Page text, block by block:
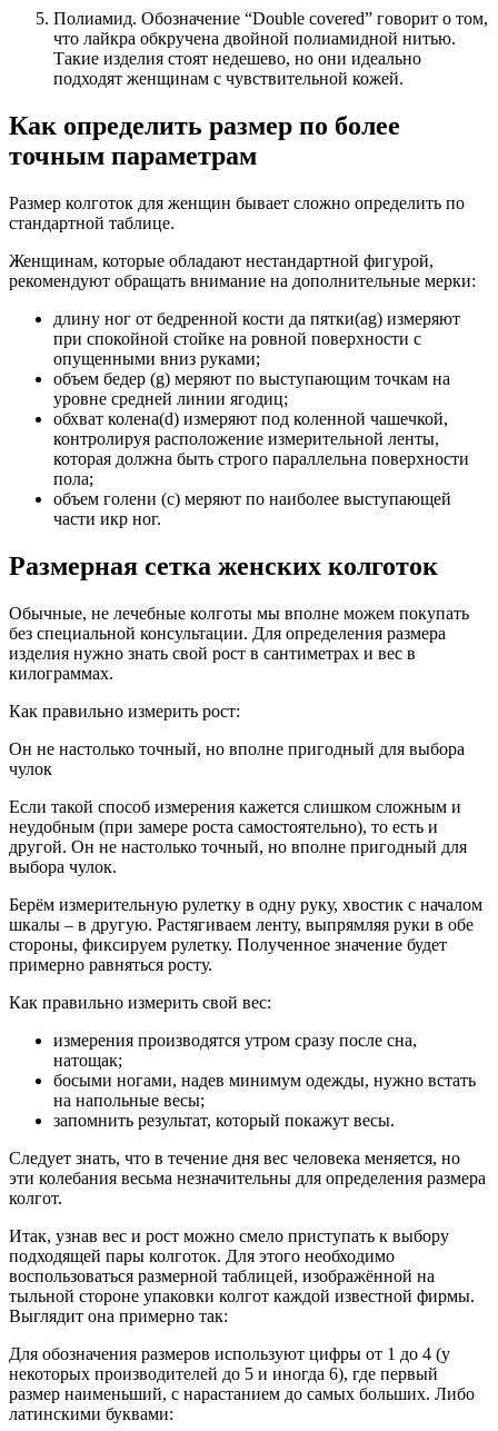
Полиамид. Обозначение “Double covered” говорит о том,
что лайкра обкручена двойной полиамидной нитью.
Такие изделия стоят недешево, но они идеально
подходят женщинам с чувствительной кожей.
Как определить размер по более
точным параметрам
Размер колготок для женщин бывает сложно определить по
стандартной таблице.
Женщинам, которые обладают нестандартной фигурой,
рекомендуют обращать внимание на дополнительные мерки:
длину ног от бедренной кости да пятки(ag) измеряют
при спокойной стойке на ровной поверхности с
опущенными вниз руками;
объем бедер (g) меряют по выступающим точкам на
уровне средней линии ягодиц;
обхват колена(d) измеряют под коленной чашечкой,
контролируя расположение измерительной ленты,
которая должна быть строго параллельна поверхности
пола;
объем голени (c) меряют по наиболее выступающей
части икр ног.
Размерная сетка женских колготок
Обычные, не лечебные колготы мы вполне можем покупать
без специальной консультации. Для определения размера
изделия нужно знать свой рост в сантиметрах и вес в
килограммах.
Как правильно измерить рост:
Он не настолько точный, но вполне пригодный для выбора
чулок
Если такой способ измерения кажется слишком сложным и
неудобным (при замере роста самостоятельно), то есть и
другой. Он не настолько точный, но вполне пригодный для
выбора чулок.
Берём измерительную рулетку в одну руку, хвостик с началом
шкалы – в другую. Растягиваем ленту, выпрямляя руки в обе
стороны, фиксируем рулетку. Полученное значение будет
примерно равняться росту.
Как правильно измерить свой вес:
измерения производятся утром сразу после сна,
натощак;
босыми ногами, надев минимум одежды, нужно встать
на напольные весы;
запомнить результат, который покажут весы.
Следует знать, что в течение дня вес человека меняется, но
эти колебания весьма незначительны для определения размера
колгот.
Итак, узнав вес и рост можно смело приступать к выбору
подходящей пары колготок. Для этого необходимо
воспользоваться размерной таблицей, изображённой на
тыльной стороне упаковки колгот каждой известной фирмы.
Выглядит она примерно так:
Для обозначения размеров используют цифры от 1 до 4 (у
некоторых производителей до 5 и иногда 6), где первый
размер наименьший, с нарастанием до самых больших. Либо
латинскими буквами: